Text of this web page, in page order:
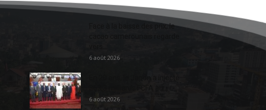
Face à la baisse des prix, le
6 août 2026
6 août 2026